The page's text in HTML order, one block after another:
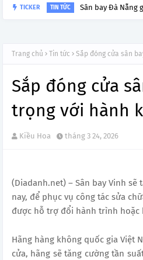
TICKER TIN TỨC Sân bay Đà Nẵng
Trang chủ Tin tức Sắp đóng cửa sân
Sắp đóng cửa
trọng với hành
Kiều Hoa tháng 3 24, 2026
(Diadanh.net) – Sân bay Vinh
nay, để phục vụ công tác sửa
được hỗ trợ đổi hành trình hoặc
Hãng hàng không quốc gia Việt
cửa, hãng sẽ tăng cường tần